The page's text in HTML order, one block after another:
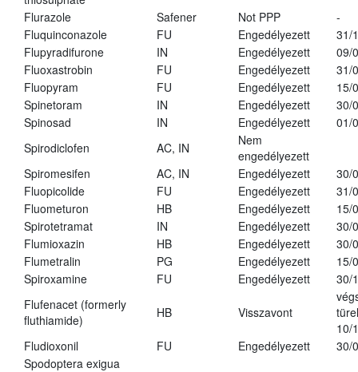
Flurazole
Safener Not PPP
-
Fluquinconazole
FU Engedélyezett
31/
Flupyradifurone
IN Engedélyezett
09/
Fluoxastrobin
FU Engedélyezett
31/
Fluopyram
FU Engedélyezett
15/
Spinetoram
IN Engedélyezett
30/
Spinosad
IN Engedélyezett
01/
Spirodiclofen
AC, IN
Nem
engedélyezett
Spiromesifen
AC, IN Engedélyezett
30/
Fluopicolide
FU Engedélyezett
31/
Fluometuron
HB Engedélyezett
15/
Spirotetramat
IN Engedélyezett
30/
Flumioxazin
HB Engedélyezett
30/
Flumetralin
PG Engedélyezett
15/
Spiroxamine
FU Engedélyezett
30/
Flufenacet (formerly
fluthiamide)
HB Visszavont
10/
Fludioxonil
FU Engedélyezett
30/
Spodoptera exigua